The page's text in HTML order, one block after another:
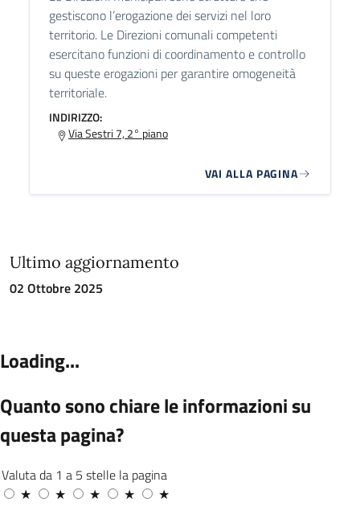
gestiscono l’erogazione dei servizi nel loro
territorio. Le Direzioni comunali competenti
esercitano funzioni di coordinamento e controllo
su queste erogazioni per garantire omogeneità
territoriale.
INDIRIZZO:
Via Sestri 7, 2° piano
VAI ALLA PAGINA
Ultimo aggiornamento
02 Ottobre 2025